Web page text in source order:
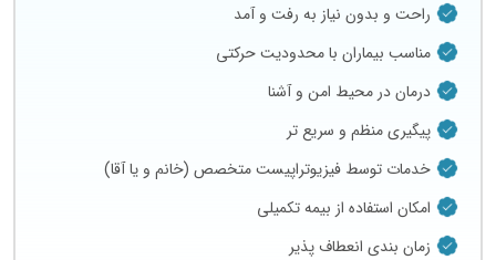
راحت و بدون نیاز به رفت‌ و آمد
مناسب بیماران با محدودیت حرکتی
درمان در محیط امن و آشنا
پیگیری منظم و سریع‌ تر
خدمات توسط فیزیوتراپیست متخصص (خانم و یا آقا)
امکان استفاده از بیمه تکمیلی
زمان‌ بندی انعطاف‌ پذیر